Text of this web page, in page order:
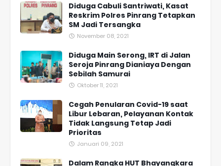
Diduga Cabuli Santriwati, Kasat
Reskrim Polres Pinrang Tetapkan
SM Jadi Tersangka
November 08, 2021
Diduga Main Serong, IRT di Jalan
Seroja Pinrang Dianiaya Dengan
Sebilah Samurai
Oktober 11, 2021
Cegah Penularan Covid-19 saat
Libur Lebaran, Pelayanan Kontak
Tidak Langsung Tetap Jadi
Prioritas
Januari 09, 2021
Dalam Rangka HUT Bhayangkara